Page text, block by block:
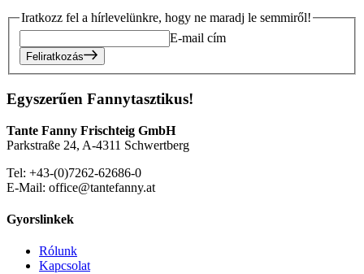
Iratkozz fel a hírlevelünkre, hogy ne maradj le semmiről!
E-mail cím
Feliratkozás
Egyszerűen Fannytasztikus!
Tante Fanny Frischteig GmbH
Parkstraße 24, A-4311 Schwertberg
Tel: +43-(0)7262-62686-0
E-Mail: office@tantefanny.at
Gyorslinkek
Rólunk
Kapcsolat